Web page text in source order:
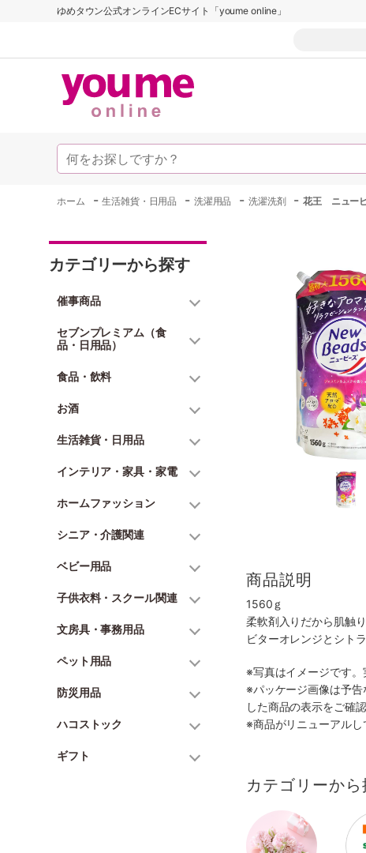
ゆめタウン公式オンラインECサイト「youme online」
ホーム -生活雑貨・日用品 - 洗濯用品 - 洗濯洗剤 -花王 ニュー
カテゴリーから探す
催事商品
セブンプレミアム（食
品・日用品）
食品・飲料
お酒
生活雑貨・日用品
インテリア・家具・家電
ホームファッション
シニア・介護関連
ベビー用品
子供衣料・スクール関連
文房具・事務用品
ペット用品
防災用品
ハコストック
ギフト
商品説明
1560ｇ
柔軟剤入りだから肌触
ビターオレンジとシト
※写真はイメージです。
※パッケージ画像は予
した商品の表示をご確
※商品がリニューアルし
カテゴリーから